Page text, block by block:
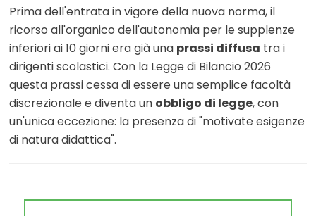
Prima dell'entrata in vigore della nuova norma, il
ricorso all'organico dell'autonomia per le supplenze
inferiori ai 10 giorni era già una prassi diffusa tra i
dirigenti scolastici. Con la Legge di Bilancio 2026
questa prassi cessa di essere una semplice facoltà
discrezionale e diventa un obbligo di legge, con
un'unica eccezione: la presenza di "motivate esigenze
di natura didattica".